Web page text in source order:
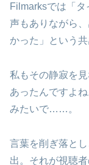
Filmarksでは「
声もありながら
かった」という
私もその静寂を
あったんですよ
みたいで……。
言葉を削ぎ落と
出。それが視聴